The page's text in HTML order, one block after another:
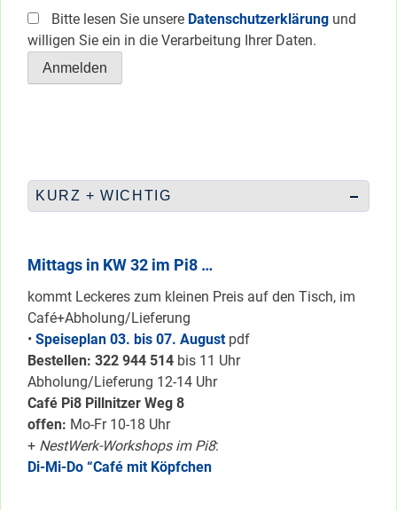
Bitte lesen Sie unsere Datenschutzerklärung und
willigen Sie ein in die Verarbeitung Ihrer Daten.
KURZ + WICHTIG
Mittags in KW 32 im Pi8 …
kommt Leckeres zum kleinen Preis auf den Tisch, im
Café+Abholung/Lieferung
• Speiseplan 03. bis 07. August pdf
Bestellen: 322 944 514 bis 11 Uhr
Abholung/Lieferung 12-14 Uhr
Café Pi8 Pillnitzer Weg 8
offen: Mo-Fr 10-18 Uhr
+ NestWerk-Workshops im Pi8:
Di-Mi-Do “Café mit Köpfchen